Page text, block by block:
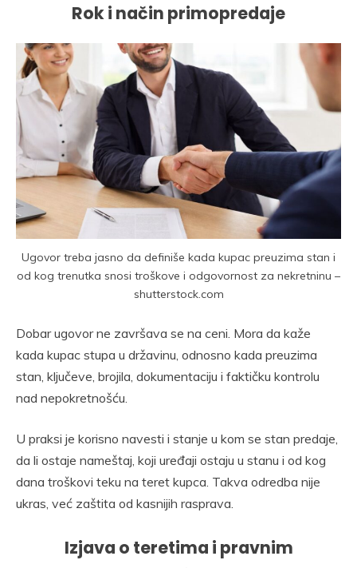
Rok i način primopredaje
Ugovor treba jasno da definiše kada kupac preuzima stan i
od kog trenutka snosi troškove i odgovornost za nekretninu –
shutterstock.com
Dobar ugovor ne završava se na ceni. Mora da kaže
kada kupac stupa u državinu, odnosno kada preuzima
stan, ključeve, brojila, dokumentaciju i faktičku kontrolu
nad nepokretnošću.
U praksi je korisno navesti i stanje u kom se stan predaje,
da li ostaje nameštaj, koji uređaji ostaju u stanu i od kog
dana troškovi teku na teret kupca. Takva odredba nije
ukras, već zaštita od kasnijih rasprava.
Izjava o teretima i pravnim